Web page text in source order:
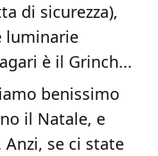
di sicurezza),
luminarie
è il Grinch...
benissimo
il Natale, e
se ci state